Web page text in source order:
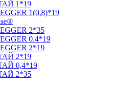
1*19
1(0,8)*19
2*35
0.4*19
2*19
2*19
0,4*19
2*35